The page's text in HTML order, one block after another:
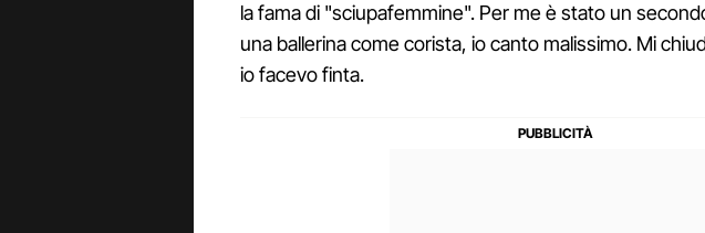
la fama di "sciupafemmine". Per me è stato un
una ballerina come corista, io canto malissimo. Mi
io facevo finta.